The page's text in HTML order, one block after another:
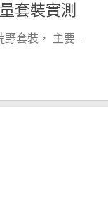
套裝實測
套裝， 主要...